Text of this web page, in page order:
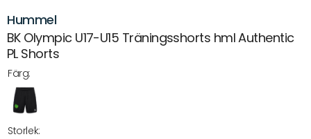
Hummel
BK Olympic U17-U15 Träningsshorts hml Authentic
PL Shorts
Färg:
Storlek: